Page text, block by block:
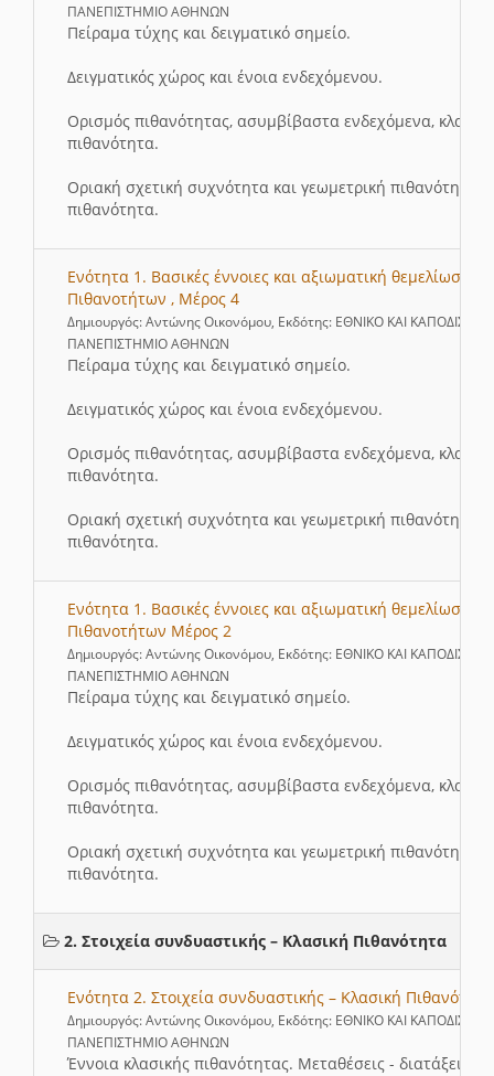
ΠΑΝΕΠΙΣΤΗΜΙΟ ΑΘΗΝΩΝ
Πείραμα τύχης και δειγματικό σημείο.
Δειγματικός χώρος και ένοια ενδεχόμενου.
Ορισμός πιθανότητας, ασυμβίβαστα ενδεχόμενα,
πιθανότητα.
Οριακή σχετική συχνότητα και γεωμετρική πιθανότητα,
πιθανότητα.
Ενότητα 1. Βασικές έννοιες και αξιωματική θεμελίωση
Πιθανοτήτων , Μέρος 4
Δημιουργός: Αντώνης Οικονόμου, Εκδότης: ΕΘΝΙΚΟ ΚΑΙ
ΠΑΝΕΠΙΣΤΗΜΙΟ ΑΘΗΝΩΝ
Πείραμα τύχης και δειγματικό σημείο.
Δειγματικός χώρος και ένοια ενδεχόμενου.
Ορισμός πιθανότητας, ασυμβίβαστα ενδεχόμενα,
πιθανότητα.
Οριακή σχετική συχνότητα και γεωμετρική πιθανότητα,
πιθανότητα.
Ενότητα 1. Βασικές έννοιες και αξιωματική θεμελίωση
Πιθανοτήτων Μέρος 2
Δημιουργός: Αντώνης Οικονόμου, Εκδότης: ΕΘΝΙΚΟ ΚΑΙ
ΠΑΝΕΠΙΣΤΗΜΙΟ ΑΘΗΝΩΝ
Πείραμα τύχης και δειγματικό σημείο.
Δειγματικός χώρος και ένοια ενδεχόμενου.
Ορισμός πιθανότητας, ασυμβίβαστα ενδεχόμενα,
πιθανότητα.
Οριακή σχετική συχνότητα και γεωμετρική πιθανότητα,
πιθανότητα.
2. Στοιχεία συνδυαστικής – Κλασική Πιθανότητα
Ενότητα 2. Στοιχεία συνδυαστικής – Κλασική
Δημιουργός: Αντώνης Οικονόμου, Εκδότης: ΕΘΝΙΚΟ ΚΑΙ
ΠΑΝΕΠΙΣΤΗΜΙΟ ΑΘΗΝΩΝ
Έννοια κλασικής πιθανότητας. Μεταθέσεις - διατάξεις -